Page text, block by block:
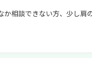
か相談できない方、少し肩